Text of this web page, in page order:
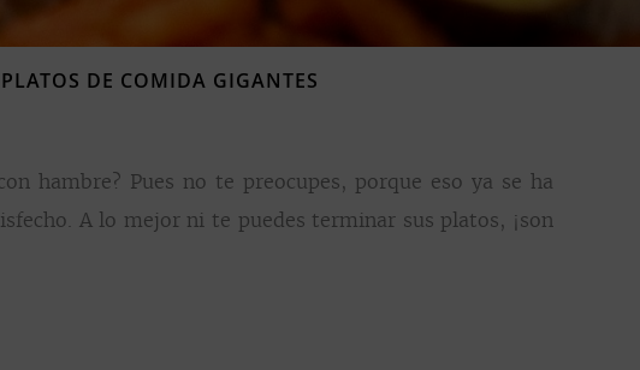
DE COMIDA GIGANTES
hambre? Pues no te preocupes, porque eso ya se ha
A lo mejor ni te puedes terminar sus platos, ¡son